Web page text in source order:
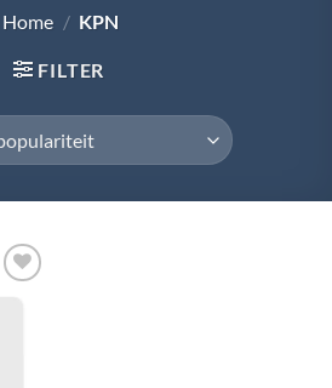
Home / KPN
FILTER